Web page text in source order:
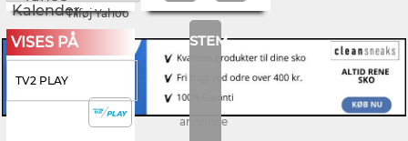
Tilføj Yahoo
STEM
VISES PÅ
TV2 PLAY
annonce